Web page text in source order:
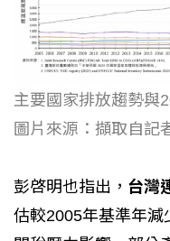
主要國家排放趨勢與
圖片來源：擷取自記
彭啓明也指出， 台灣
估較2005年基準年